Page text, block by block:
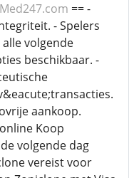
== -
- Spelers
volgende
beschikbaar. -
aankoop.
Koop
volgende dag
vereist voor